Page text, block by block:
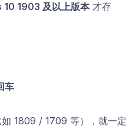
1903 及以上版本才存
车
如 1809 / 1709 等），就一定